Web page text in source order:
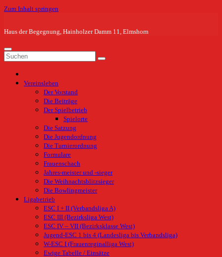
Zum Inhalt springen
Haus der Begegnung, Hainholzer Damm 11, Elmshorn
Vereinsleben
Der Vorstand
Die Beiträge
Der Spielbetrieb
Spielorte
Die Satzung
Die Jugendordnung
Die Turnierordnung
Formulare
Frauenschach
Jahres-meister und -sieger
Die Weihnachtsblitzsieger
Die Bowlingmeister
Ligabetrieb
ESC I + II (Verbandsliga A)
ESC III (Bezirksliga West)
ESC IV – VII (Bezirksklasse West)
Jugend-ESC 1 bis 4 (Landesliga bis Verbandsliga)
W-ESC I (Frauenreginalliga West)
Ewige Tabelle / Einsätze